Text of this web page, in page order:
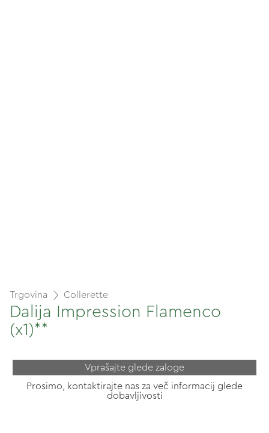
Trgovina Collerette
Dalija Impression Flamenco
(x1)**
Vprašajte glede zaloge
Prosimo, kontaktirajte nas za več informacij glede
dobavljivosti